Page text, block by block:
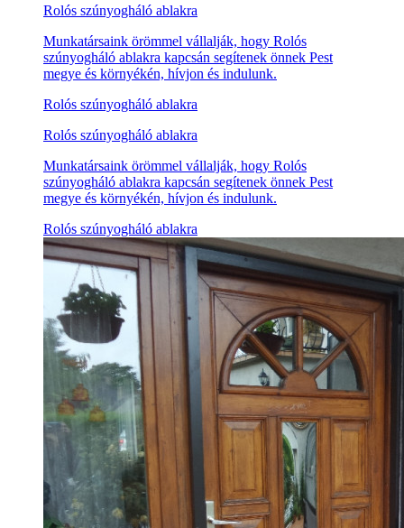
Rolós szúnyogháló ablakra
Munkatársaink örömmel vállalják, hogy Rolós
szúnyogháló ablakra kapcsán segítenek önnek Pest
megye és környékén, hívjon és indulunk.
Rolós szúnyogháló ablakra
Rolós szúnyogháló ablakra
Munkatársaink örömmel vállalják, hogy Rolós
szúnyogháló ablakra kapcsán segítenek önnek Pest
megye és környékén, hívjon és indulunk.
Rolós szúnyogháló ablakra